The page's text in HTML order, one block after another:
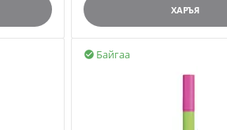
ХАРЪЯ
Байгаа
